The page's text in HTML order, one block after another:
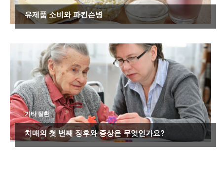
유제품 소비와 파킨슨병
기타 질환
치매의 첫 번째 징후와 증상은 무엇인가요?